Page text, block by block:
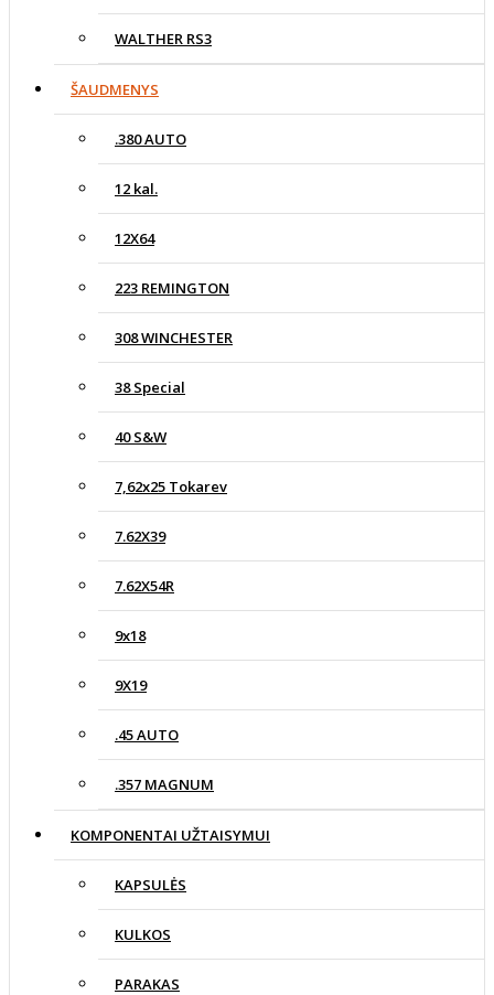
WALTHER RS3
ŠAUDMENYS
.380 AUTO
12 kal.
12X64
223 REMINGTON
308 WINCHESTER
38 Special
40 S&W
7,62x25 Tokarev
7.62X39
7.62X54R
9x18
9X19
.45 AUTO
.357 MAGNUM
KOMPONENTAI UŽTAISYMUI
KAPSULĖS
KULKOS
PARAKAS